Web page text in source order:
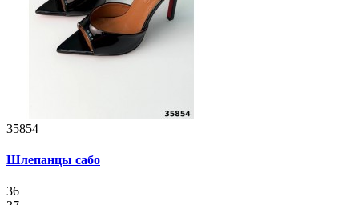
35854
Шлепанцы сабо
36